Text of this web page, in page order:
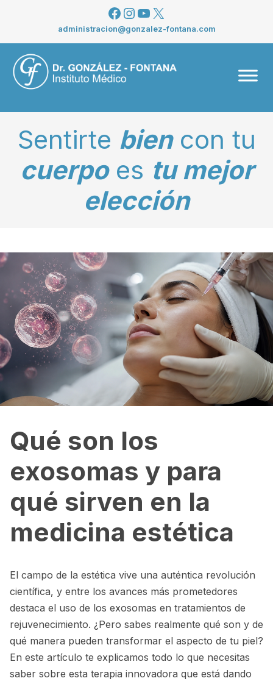
contenido
Facebook
Instagram
YouTube
X
administracion@gonzalez-fontana.com
Sentirte biencon tu
cuerpoes tu mejor
elección
Qué son los
exosomas y para
qué sirven en la
medicina estética
El campo de la estética vive una auténtica revolución
científica, y entre los avances más prometedores
destaca el uso de los exosomas en tratamientos de
rejuvenecimiento. ¿Pero sabes realmente qué son y de
qué manera pueden transformar el aspecto de tu piel?
En este artículo te explicamos todo lo que necesitas
saber sobre esta terapia innovadora que está dando